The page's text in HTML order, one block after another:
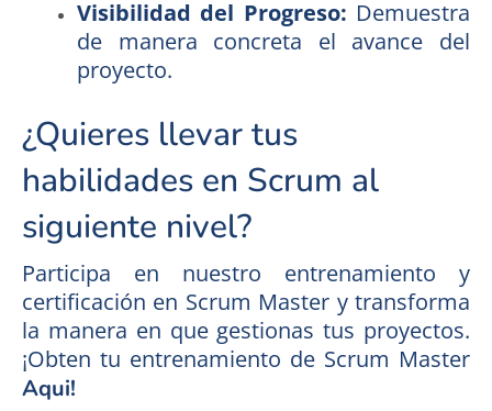
Visibilidad del Progreso: Demuestra
de manera concreta el avance del
proyecto.
¿Quieres llevar tus
habilidades en Scrum al
siguiente nivel?
Participa en nuestro entrenamiento y
certificación en Scrum Master y transforma
la manera en que gestionas tus proyectos.
¡Obten tu entrenamiento de Scrum Master
Aqui!